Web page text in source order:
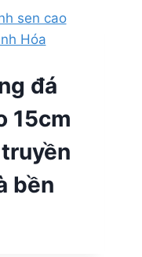
đá
15cm
bền